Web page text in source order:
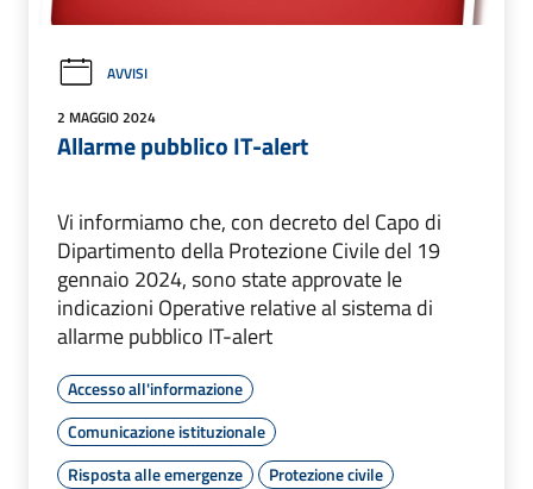
AVVISI
2 MAGGIO 2024
Allarme pubblico IT-alert
Vi informiamo che, con decreto del Capo di
Dipartimento della Protezione Civile del 19
gennaio 2024, sono state approvate le
indicazioni Operative relative al sistema di
allarme pubblico IT-alert
Accesso all'informazione
Comunicazione istituzionale
Risposta alle emergenze
Protezione civile